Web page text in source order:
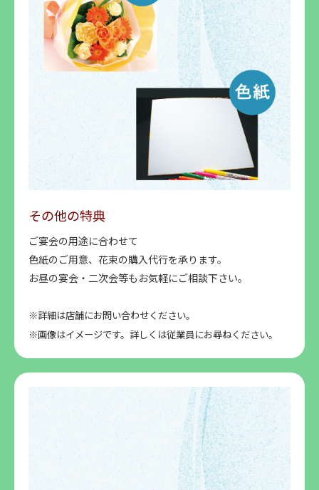
その他の特典
ご宴会の用途に合わせて
色紙のご用意、花束の購入代行を承ります。
お昼の宴会・二次会等もお気軽にご相談下さい。
※詳細は店舗にお問い合わせください。
※画像はイメージです。詳しくは従業員にお尋ねください。